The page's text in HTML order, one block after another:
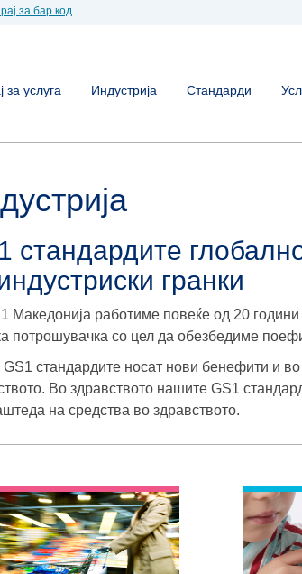
за бар код
за услуга Индустрија Стандарди
стандардите
гранки
Македонија работиме повеќе од 20
потрошувачка со цел да обезбедиме
стандардите носат нови бенефити и во
Во здравството нашите GS1
на средства во здравството.